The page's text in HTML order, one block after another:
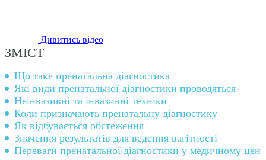
Дивитись відео
ЗМІСТ
Що таке пренатальна діагностика
Які види пренатальної діагностики проводяться
Неінвазивні та інвазивні техніки
Коли призначають пренатальну діагностику
Як відбувається обстеження
Значення результатів для ведення вагітності
Переваги пренатальної діагностики у медичному